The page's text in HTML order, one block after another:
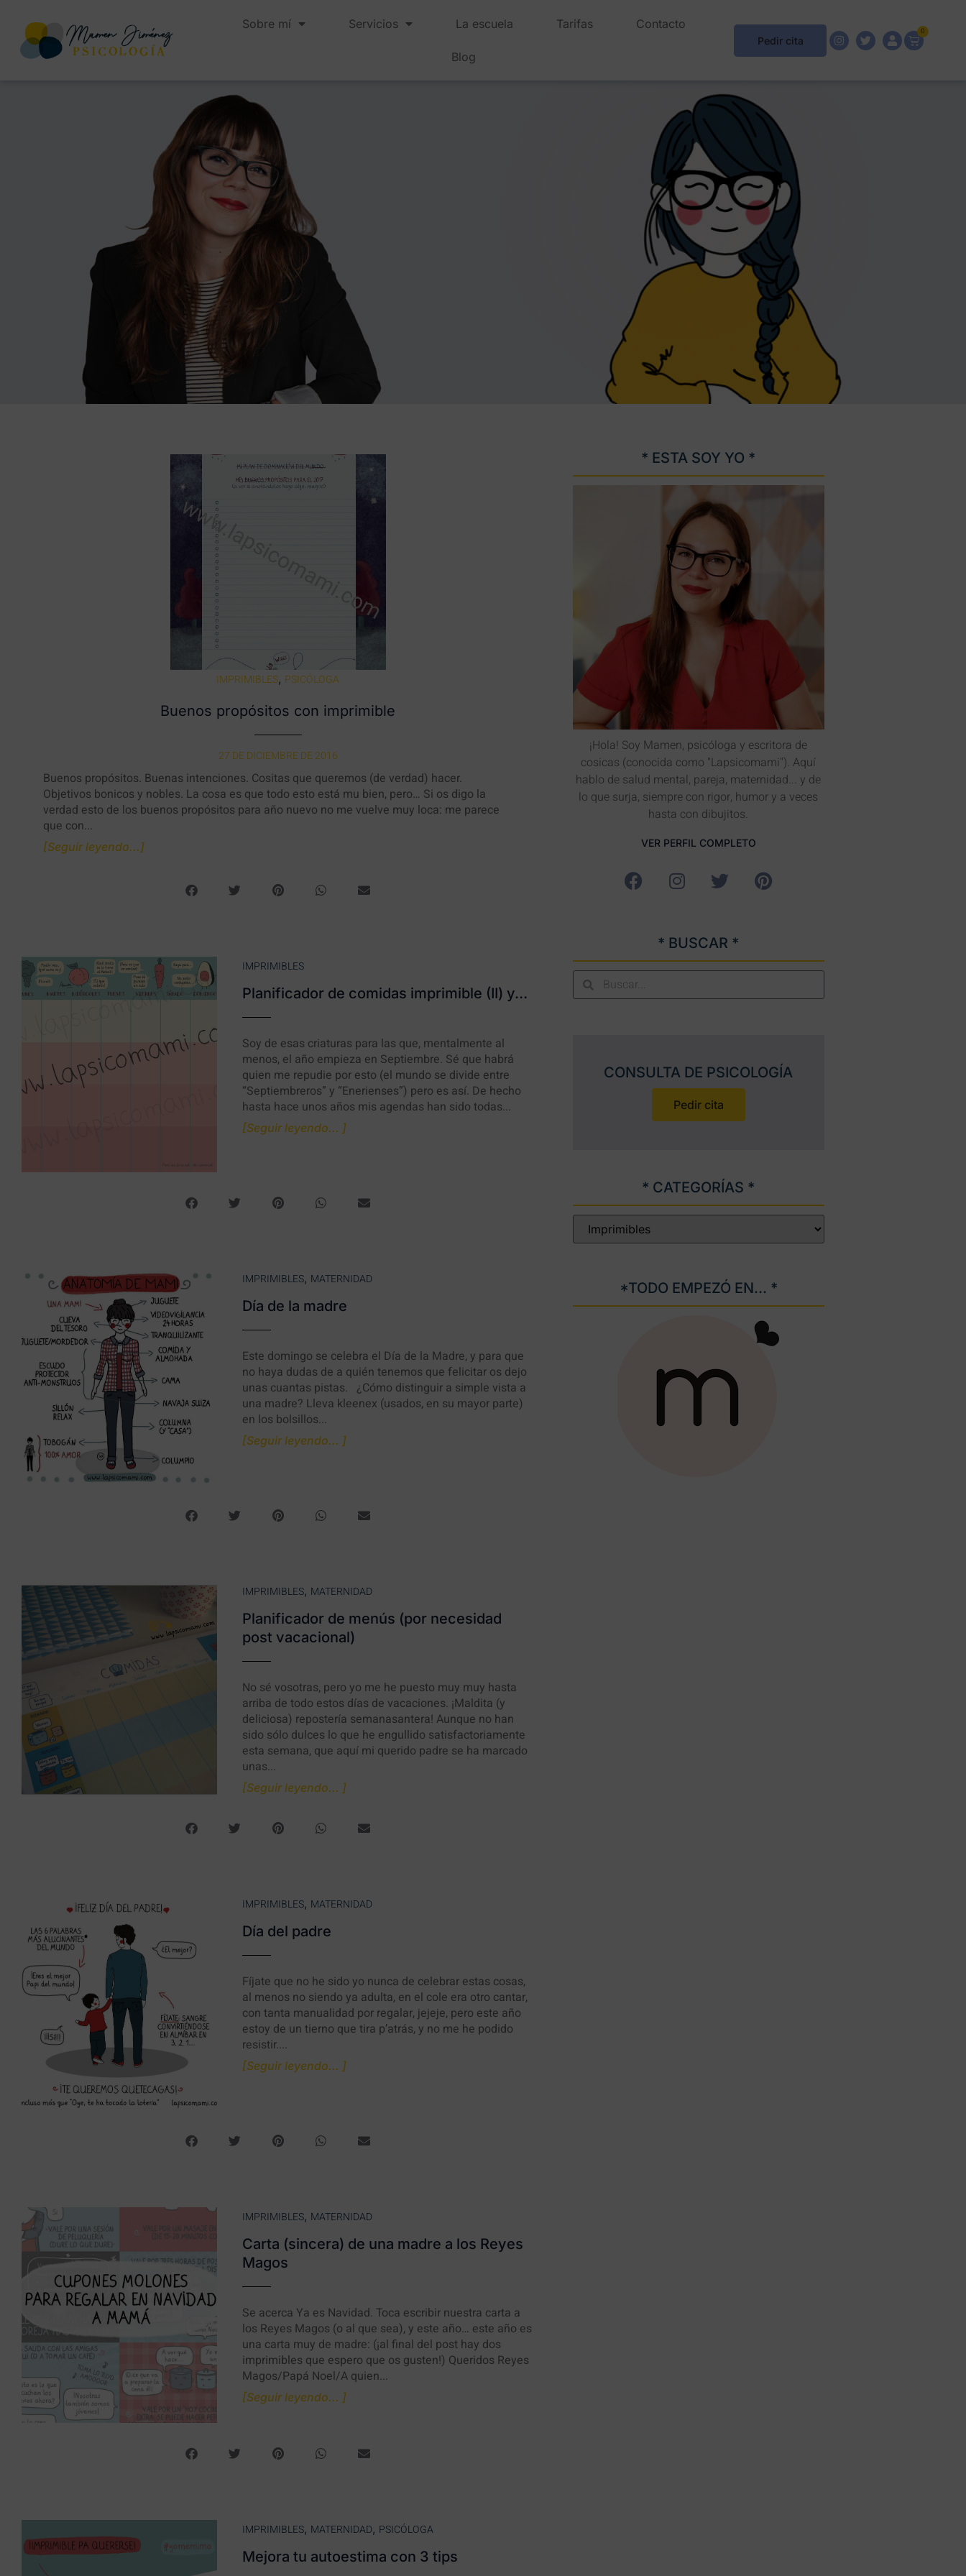
Sobre mí Servicios La escuela Tarifas Contacto
Blog
Pedir cita
0
IMPRIMIBLES, PSICÓLOGA
Buenos propósitos con imprimible
27 DE DICIEMBRE DE 2016
Buenos propósitos. Buenas intenciones. Cositas que queremos (de verdad) hacer.
Objetivos bonicos y nobles. La cosa es que todo esto está mu bien, pero… Si os digo la
verdad esto de los buenos propósitos para año nuevo no me vuelve muy loca: me parece
que con...
[Seguir leyendo...]
IMPRIMIBLES
Planificador de comidas imprimible (II) y…
Soy de esas criaturas para las que, mentalmente al
menos, el año empieza en Septiembre. Sé que habrá
quien me repudie por esto (el mundo se divide entre
“Septiembreros” y “Enerienses”) pero es así. De hecho
hasta hace unos años mis agendas han sido todas...
[Seguir leyendo... ]
IMPRIMIBLES, MATERNIDAD
Día de la madre
Este domingo se celebra el Día de la Madre, y para que
no haya dudas de a quién tenemos que felicitar os dejo
unas cuantas pistas. ¿Cómo distinguir a simple vista a
una madre? Lleva kleenex (usados, en su mayor parte)
en los bolsillos...
[Seguir leyendo... ]
IMPRIMIBLES, MATERNIDAD
Planificador de menús (por necesidad
post vacacional)
No sé vosotras, pero yo me he puesto muy muy hasta
arriba de todo estos días de vacaciones. ¡Maldita (y
deliciosa) repostería semanasantera! Aunque no han
sido sólo dulces lo que he engullido satisfactoriamente
esta semana, que aquí mi querido padre se ha marcado
unas...
[Seguir leyendo... ]
IMPRIMIBLES, MATERNIDAD
Día del padre
Fíjate que no he sido yo nunca de celebrar estas cosas,
al menos no siendo ya adulta, en el cole era otro cantar,
con tanta manualidad por regalar, jejeje, pero este año
estoy de un tierno que tira p’atrás, y no me he podido
resistir....
[Seguir leyendo... ]
IMPRIMIBLES, MATERNIDAD
Carta (sincera) de una madre a los Reyes
Magos
Se acerca Ya es Navidad. Toca escribir nuestra carta a
los Reyes Magos (o al que sea), y este año… este año es
una carta muy de madre: (¡al final del post hay dos
imprimibles que espero que os gusten!) Queridos Reyes
Magos/Papá Noel/A quien...
[Seguir leyendo... ]
IMPRIMIBLES, MATERNIDAD, PSICÓLOGA
Mejora tu autoestima con 3 tips
* ESTA SOY YO *
¡Hola! Soy Mamen, psicóloga y escritora de
cosicas (conocida como "Lapsicomami"). Aquí
hablo de salud mental, pareja, maternidad... y de
lo que surja, siempre con rigor, humor y a veces
hasta con dibujitos.
VER PERFIL COMPLETO
* BUSCAR *
CONSULTA DE PSICOLOGÍA
Pedir cita
* CATEGORÍAS *
*TODO EMPEZÓ EN... *